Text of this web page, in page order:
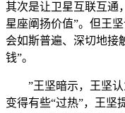
其次是让卫星互联互通
星座阐扬价值”。但王
会如斯普遍、深切地接
钱”。
”王坚暗示，王坚认
变得有些“过热”，王坚